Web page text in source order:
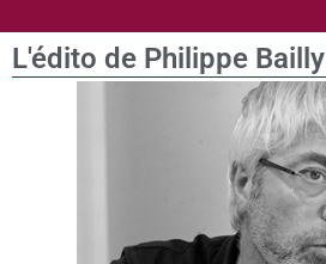
L'édito de Philippe Bailly